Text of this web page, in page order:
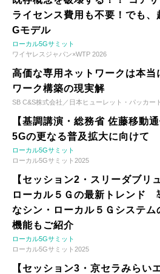
ライセンス費用も不要！でも
Gモデル
ローカル5Gサミット
ワイヤレスジャパン×WTP 2026
高価な専用ネットワークは本当
ワーク構築の現実解
SB C&S株式会社／日本ヒューレット・パッカー
【基調講演・総務省 佐藤移動
5Gの更なる普及拡大に向けて
ローカル5Gサミット
ローカル5Gサミット2025
【セッション2・スリーダブリ
ローカル５Ｇの最新トレンド
なシン・ローカル５Ｇシステ
機能もご紹介
ローカル5Gサミット
ローカル5Gサミット2025
【セッション3・京セラみらい